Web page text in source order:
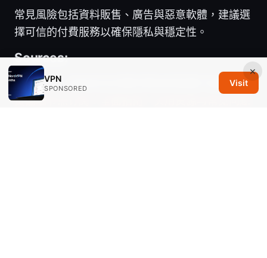
常見風險包括資料販售、廣告與惡意軟體，建議選
擇可信的付費服務以確保隱私與穩定性。
Sources:
机场VPN：高效安全的随时随地网络通行指南免
费翻墙节点订阅：全面指南、实用资源与常见问题
×
VPN
SPONSORED
Visit